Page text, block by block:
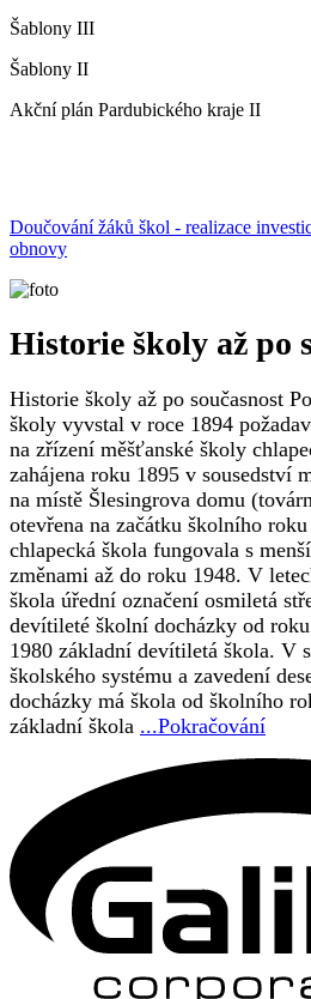
Šablony III
Šablony II
Akční plán Pardubického kraje II
Doučování žáků škol - realizace
obnovy
Historie školy až po
Historie školy až po současnost
školy vyvstal v roce 1894
na zřízení měšťanské školy
zahájena roku 1895 v sousedství
na místě Šlesingrova domu
otevřena na začátku školního
chlapecká škola fungovala s
změnami až do roku 1948. V
škola úřední označení osmiletá
devítileté školní docházky od
1980 základní devítiletá škola. V
školského systému a zavedení
docházky má škola od školního
základní škola ...Pokračování